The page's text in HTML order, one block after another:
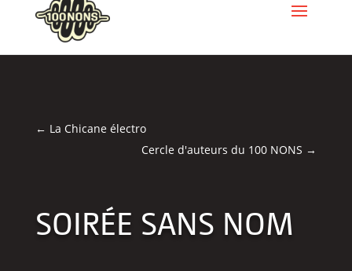
← La Chicane électro
Cercle d'auteurs du 100 NONS →
SOIRÉE SANS NOM